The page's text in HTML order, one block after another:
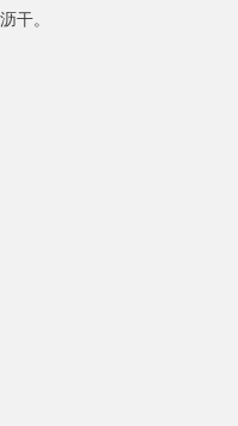
干。